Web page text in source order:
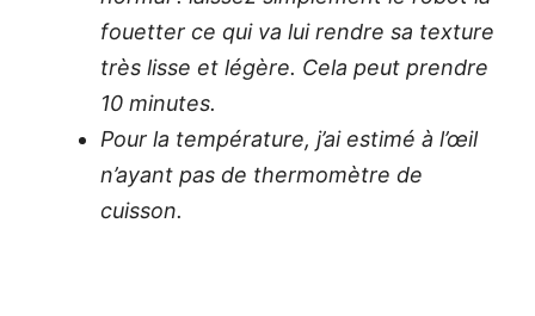
fouetter ce qui va lui rendre sa texture
très lisse et légère. Cela peut prendre
10 minutes.
Pour la température, j’ai estimé à l’œil
n’ayant pas de thermomètre de
cuisson.